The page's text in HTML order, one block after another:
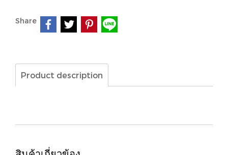
Share
Product description